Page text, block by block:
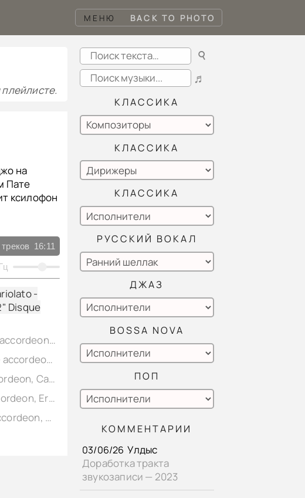
МЕНЮ BACK TO PHOTO
на
Пате
ксилофон
треков 16:11
-
Disque
Vaissade - Silvestri - «L'ondee» valse musette, Jean Vaissade - accordeon, Cariolato - Xylophone, Jiango Renard (Django Reinhard) - banjo, shellac 12" Disque Ideal No. 8546. France (rec. Paris) 1928,
Vaissade - «Amour De Jitane» Valse Espagnole, Jean Vaissade - accordeon, Cariolato - Xylophone, Jeangot (Django Reinhard) - banjo, shellac 12" Disque Ideal No. 8543. France (rec. Paris) 1928,
J. Peyronnin - «Aubade Charmeuse» valse, Jean Vaissade - accordeon, Cariolato - Xylophone, Jiango Renard (Django Reinhard) - banjo, shellac 12" Disque Ideal No. 8544. France (rec. Paris) 1928,
M. Dehette - «Au Pays de l'Hindoustan» fox-trot, Marceau - accordeon, Erardy - wistle, Jeangot (Django Reinhard) - banjo, shellac 12" Disque Henry No. 966a. France (rec. Paris) 1928,
V. Marceau - «Marche Americaine» Miss Columbia, Marceau - accordeon, Erardy - wistle, Jeangot (Django Reinhard) - banjo, shellac 12" Disque Henry No. 966b. France (rec. Paris) 1928,
☌
♬
КЛАССИКА
КЛАССИКА
КЛАССИКА
РУССКИЙ ВОКАЛ
ДЖАЗ
BOSSA NOVA
ПОП
КОММЕНТАРИИ
03/06/26 Улдыс
Доработка тракта
звукозаписи — 2023